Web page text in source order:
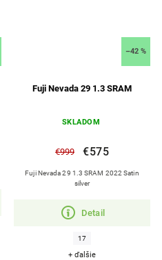
–42 %
Fuji Nevada 29 1.3 SRAM
SKLADOM
€999 €575
Detail
Fuji Nevada 29 1.3 SRAM 2022 Satin
silver
17
+ ďalšie